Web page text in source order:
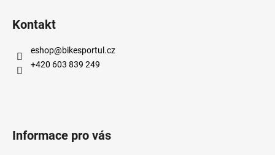
Kontakt
eshop@bikesportul.cz
+420 603 839 249
Informace pro vás